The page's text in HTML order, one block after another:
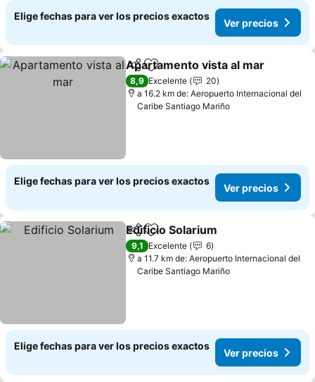
Elige fechas para ver los precios exactos
Ver precios
CompartirAgregar a favoritos
Apartamento vista al mar
8,9 Excelente
20
a 16.2 km de: Aeropuerto Internacional del
Caribe Santiago Mariño
Elige fechas para ver los precios exactos
Ver precios
CompartirAgregar a favoritos
Edificio Solarium
9,1 Excelente
6
a 11.7 km de: Aeropuerto Internacional del
Caribe Santiago Mariño
Elige fechas para ver los precios exactos
Ver precios